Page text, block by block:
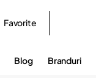
Favorite
Blog Branduri